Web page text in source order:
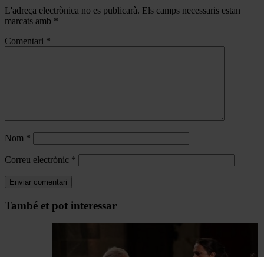
L'adreça electrònica no es publicarà. Els camps necessaris estan
marcats amb *
Comentari *
Nom *
Correu electrònic *
Navegar
També et pot interessar